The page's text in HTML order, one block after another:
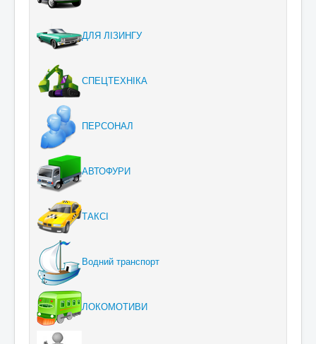
ДЛЯ ЛІЗИНГУ
СПЕЦТЕХНІКА
ПЕРСОНАЛ
АВТОФУРИ
ТАКСІ
Водний транспорт
ЛОКОМОТИВИ